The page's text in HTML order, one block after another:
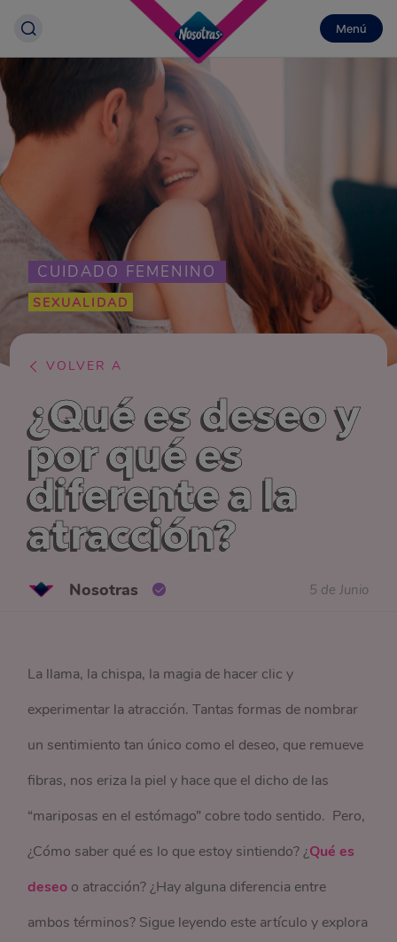
Menú
CUIDADO FEMENINO
SEXUALIDAD
VOLVER A
¿Qué es deseo y
por qué es
diferente a la
atracción?
Nosotras 5 de Junio
La llama, la chispa, la magia de hacer clic y
experimentar la atracción. Tantas formas de nombrar
un sentimiento tan único como el deseo, que remueve
fibras, nos eriza la piel y hace que el dicho de las
“mariposas en el estómago” cobre todo sentido. Pero,
¿Cómo saber qué es lo que estoy sintiendo? ¿Qué es
deseo o atracción? ¿Hay alguna diferencia entre
ambos términos? Sigue leyendo este artículo y explora